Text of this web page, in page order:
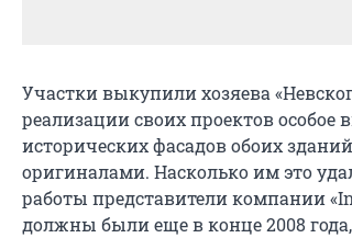
Участки выкупили хозяева
реализации своих проектов
исторических фасадов обоих
оригиналами. Насколько им это
работы представители компании
должны были еще в конце 2008